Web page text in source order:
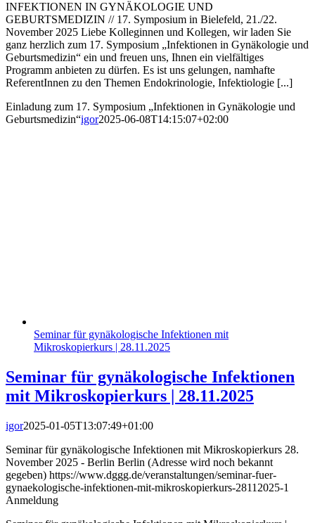
INFEKTIONEN IN GYNÄKOLOGIE UND
GEBURTSMEDIZIN // 17. Symposium in Bielefeld, 21./22.
November 2025 Liebe Kolleginnen und Kollegen, wir laden Sie
ganz herzlich zum 17. Symposium „Infektionen in Gynäkologie und
Geburtsmedizin“ ein und freuen uns, Ihnen ein vielfältiges
Programm anbieten zu dürfen. Es ist uns gelungen, namhafte
ReferentInnen zu den Themen Endokrinologie, Infektiologie [...]
Einladung zum 17. Symposium „Infektionen in Gynäkologie und
Geburtsmedizin“igor2025-06-08T14:15:07+02:00
Seminar für gynäkologische Infektionen mit
Mikroskopierkurs | 28.11.2025
Seminar für gynäkologische Infektionen
mit Mikroskopierkurs | 28.11.2025
igor2025-01-05T13:07:49+01:00
Seminar für gynäkologische Infektionen mit Mikroskopierkurs 28.
November 2025 - Berlin Berlin (Adresse wird noch bekannt
gegeben) https://www.dggg.de/veranstaltungen/seminar-fuer-
gynaekologische-infektionen-mit-mikroskopierkurs-28112025-1
Anmeldung